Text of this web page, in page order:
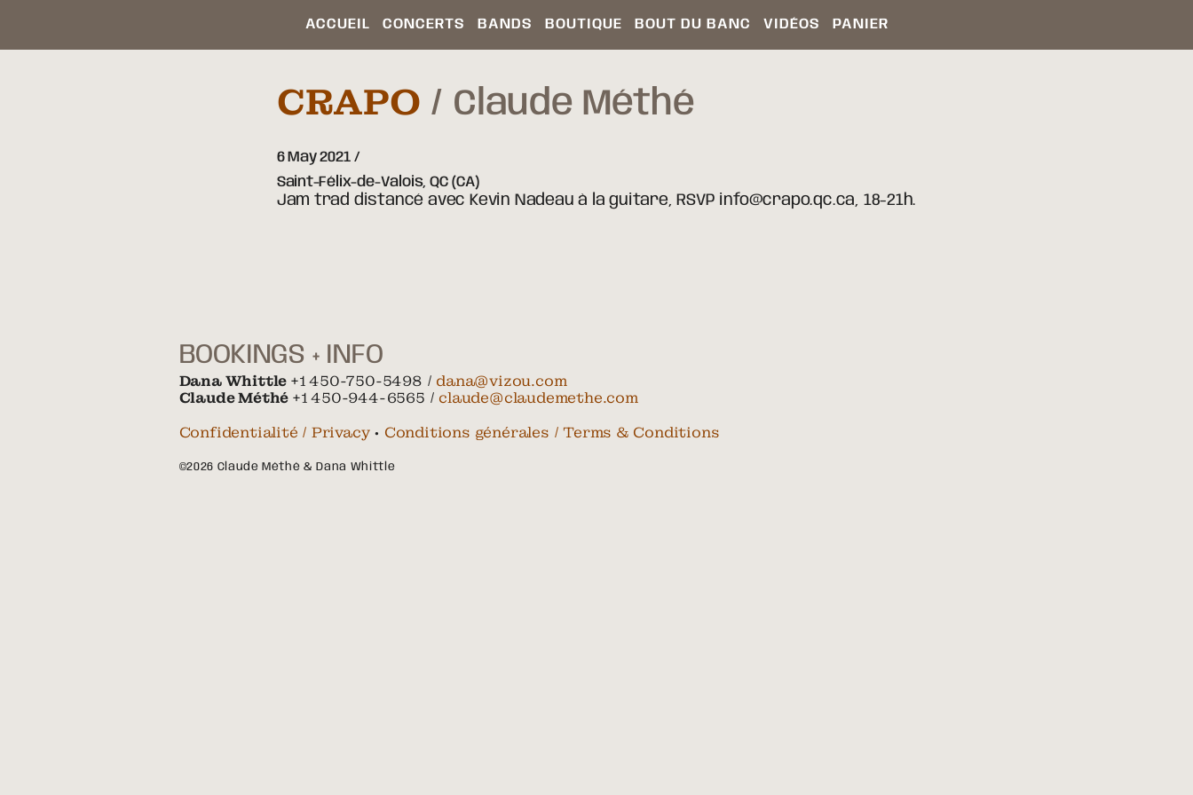
ACCUEIL CONCERTS BANDS BOUTIQUE BOUT DU BANC VIDÉOS PANIER
CRAPO Claude Méthé
6 May 2021
Saint-Félix-de-Valois, QC (CA)
Jam trad distancé avec Kevin Nadeau à la guitare, RSVP info@crapo.qc.ca, 18-21h.
BOOKINGS + INFO
Dana Whittle +1 450-750-5498 / dana@vizou.com
Claude Méthé +1 450-944-6565 / claude@claudemethe.com
Confidentialité / Privacy• Conditions générales / Terms & Conditions
©2026 Claude Méthé & Dana Whittle